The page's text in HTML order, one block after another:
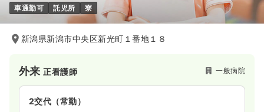
車通勤可 託児所 寮
新潟県新潟市中央区新光町１番地１８
外来正看護師 一般病院
2交代（常勤）